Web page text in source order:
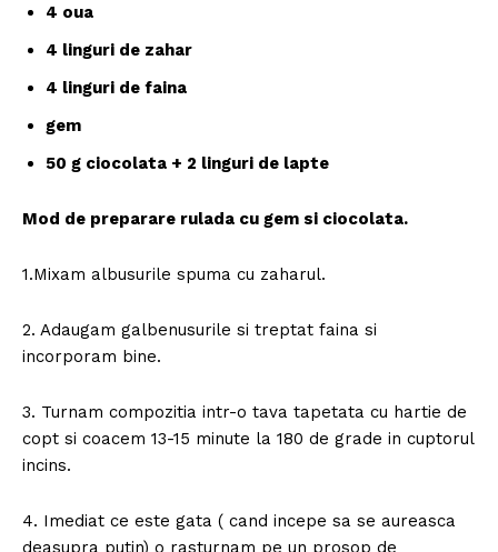
4 oua
4 linguri de zahar
4 linguri de faina
gem
50 g ciocolata + 2 linguri de lapte
Mod de preparare rulada cu gem si ciocolata.
1.Mixam albusurile spuma cu zaharul.
2. Adaugam galbenusurile si treptat faina si
incorporam bine.
3. Turnam compozitia intr-o tava tapetata cu hartie de
copt si coacem 13-15 minute la 180 de grade in cuptorul
incins.
4. Imediat ce este gata ( cand incepe sa se aureasca
deasupra putin) o rasturnam pe un prosop de